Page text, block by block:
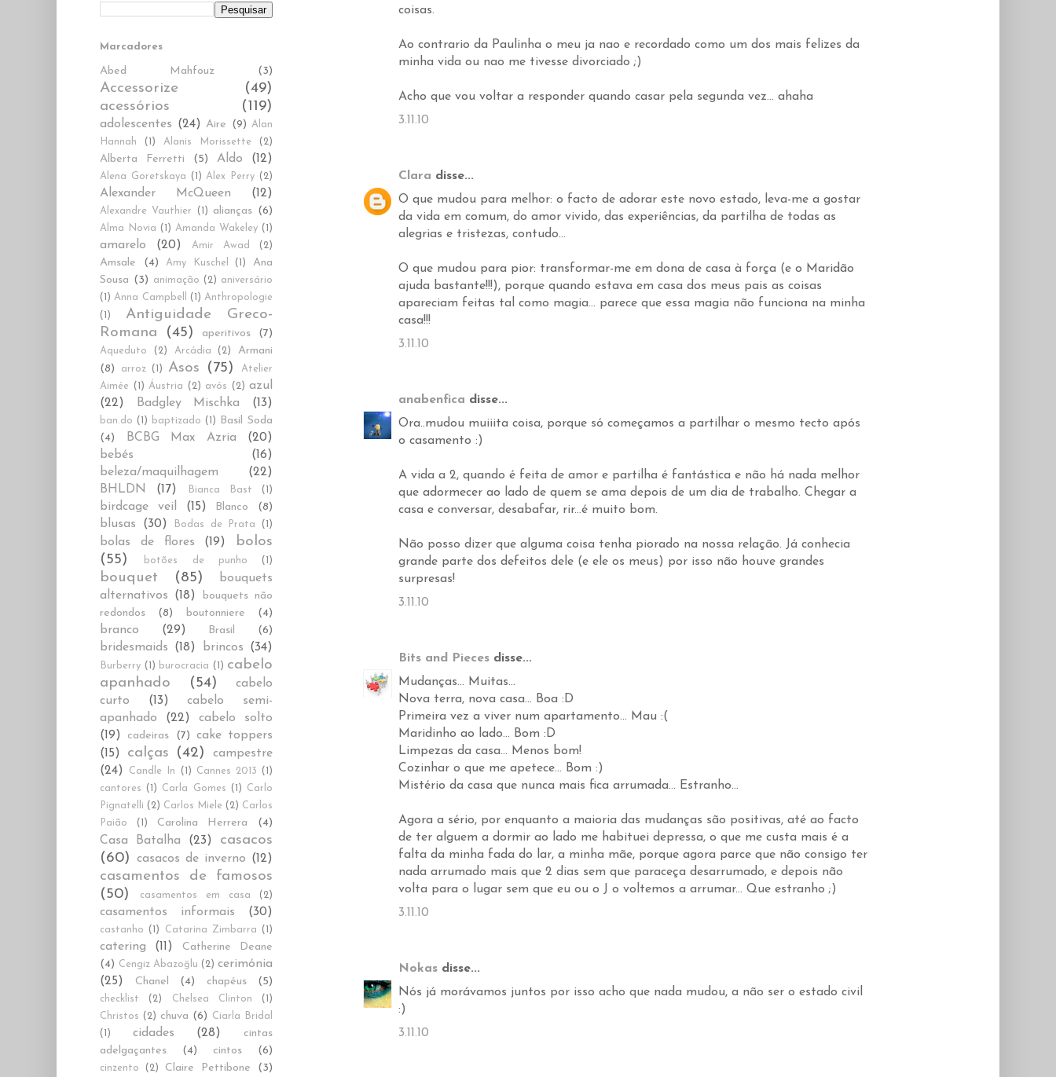
coisas.
Ao contrario da Paulinha o meu ja nao e recordado como um dos mais felizes da
minha vida ou nao me tivesse divorciado ;)
Acho que vou voltar a responder quando casar pela segunda vez... ahaha
3.11.10
Clara disse...
O que mudou para melhor: o facto de adorar este novo estado, leva-me a gostar
da vida em comum, do amor vivido, das experiências, da partilha de todas as
alegrias e tristezas, contudo...
O que mudou para pior: transformar-me em dona de casa à força (e o Maridão
ajuda bastante!!!), porque quando estava em casa dos meus pais as coisas
apareciam feitas tal como magia... parece que essa magia não funciona na minha
casa!!!
3.11.10
anabenfica disse...
Ora..mudou muiiita coisa, porque só começamos a partilhar o mesmo tecto após
o casamento :)
A vida a 2, quando é feita de amor e partilha é fantástica e não há nada melhor
que adormecer ao lado de quem se ama depois de um dia de trabalho. Chegar a
casa e conversar, desabafar, rir...é muito bom.
Não posso dizer que alguma coisa tenha piorado na nossa relação. Já conhecia
grande parte dos defeitos dele (e ele os meus) por isso não houve grandes
surpresas!
3.11.10
Bits and Pieces disse...
Mudanças... Muitas...
Nova terra, nova casa... Boa :D
Primeira vez a viver num apartamento... Mau :(
Maridinho ao lado... Bom :D
Limpezas da casa... Menos bom!
Cozinhar o que me apetece... Bom :)
Mistério da casa que nunca mais fica arrumada... Estranho...
Agora a sério, por enquanto a maioria das mudanças são positivas, até ao facto
de ter alguem a dormir ao lado me habituei depressa, o que me custa mais é a
falta da minha fada do lar, a minha mãe, porque agora parce que não consigo ter
nada arrumado mais que 2 dias sem que paraceça desarrumado, e depois não
volta para o lugar sem que eu ou o J o voltemos a arrumar... Que estranho ;)
3.11.10
Nokas disse...
Nós já morávamos juntos por isso acho que nada mudou, a não ser o estado civil
:)
3.11.10
Marcadores
Abed Mahfouz (3)
Accessorize
(49)
acessórios
(119)
adolescentes (24) Aire (9) Alan
Hannah
(1) Alanis Morissette (2)
Alberta Ferretti (5) Aldo (12)
Alena Goretskaya (1) Alex Perry (2)
Alexander McQueen (12)
Alexandre Vauthier (1) alianças (6)
Alma Novia (1) Amanda Wakeley (1)
amarelo (20) Amir Awad (2)
Amsale (4) Amy Kuschel (1)
Ana
Sousa (3) animação (2) aniversário
(1) Anna Campbell (1) Anthropologie
(1)
Antiguidade Greco-
Romana
(45) aperitivos (7)
Aqueduto (2) Arcádia (2)
Armani
(8)
arroz (1) Asos (75)
Atelier
Aimée
(1) Áustria (2) avós (2) azul
(22)
Badgley Mischka (13)
ban.do (1) baptizado (1)
Basil Soda
(4)
BCBG Max Azria
(20)
bebés
(16)
beleza/maquilhagem
(22)
BHLDN
(17) Bianca Bast (1)
birdcage veil (15) Blanco (8)
blusas (30) Bodas de Prata (1)
bolas de flores (19)
bolos
(55)
botões de punho (1)
bouquet (85)
bouquets
alternativos
(18)
bouquets não
redondos
(8) boutonniere (4)
branco (29) Brasil (6)
bridesmaids (18) brincos (34)
Burberry (1) burocracia (1) cabelo
apanhado
(54)
cabelo
curto
(13)
cabelo semi-
apanhado
(22)
cabelo solto
(19)
cadeiras (7) cake toppers
(15)
calças (42)
campestre
(24)
Candle In (1) Cannes 2013
(1)
cantores
(1) Carla Gomes (1)
Carlo
Pignatelli (2) Carlos Miele (2) Carlos
Paião
(1) Carolina Herrera (4)
Casa Batalha (23)
casacos
(60)
casacos de inverno (12)
casamentos de famosos
(50)
casamentos em casa (2)
casamentos informais (30)
castanho (1) Catarina Zimbarra (1)
catering (11)
Catherine Deane
(4) Cengiz Abazoğlu (2) cerimónia
(25)
Chanel (4) chapéus (5)
checklist (2) Chelsea Clinton
(1)
Christos (2) chuva (6)
Ciarla Bridal
(1)
cidades (28)
cintas
adelgaçantes
(4) cintos (6)
cinzento (2) Claire Pettibone
(3)